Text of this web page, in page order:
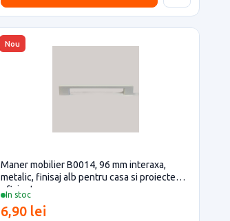
Nou
In stoc
Maner mobilier B0014, 96 mm interaxa,
metalic, finisaj alb pentru casa si proiecte
eficiente
6,90 lei